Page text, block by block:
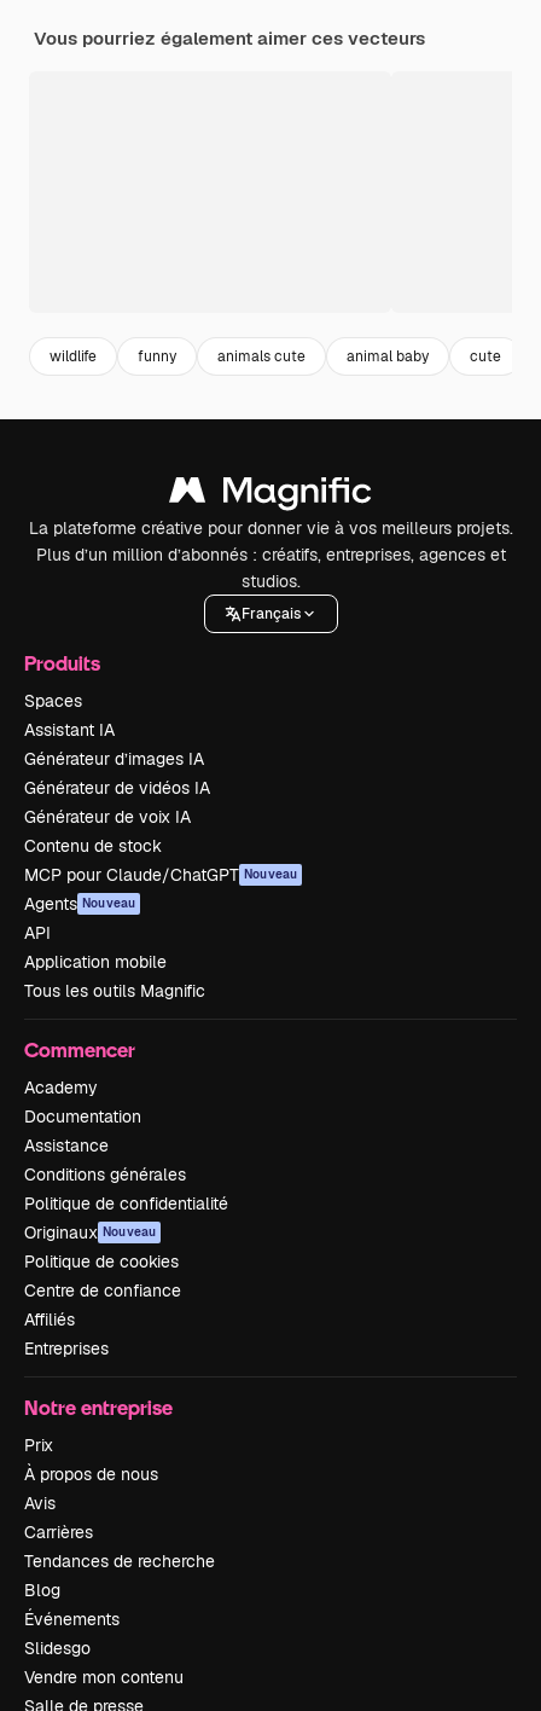
Vous pourriez également aimer ces vecteurs
wildlife funny animals cute animal baby cute
La plateforme créative pour donner vie à vos meilleurs projets.
Plus d’un million d’abonnés : créatifs, entreprises, agences et
studios.
Français
Produits
Spaces
Assistant IA
Générateur d’images IA
Générateur de vidéos IA
Générateur de voix IA
Contenu de stock
MCP pour Claude/ChatGPT Nouveau
Agents Nouveau
API
Application mobile
Tous les outils Magnific
Commencer
Academy
Documentation
Assistance
Conditions générales
Politique de confidentialité
Originaux Nouveau
Politique de cookies
Centre de confiance
Affiliés
Entreprises
Notre entreprise
Prix
À propos de nous
Avis
Carrières
Tendances de recherche
Blog
Événements
Slidesgo
Vendre mon contenu
Salle de presse